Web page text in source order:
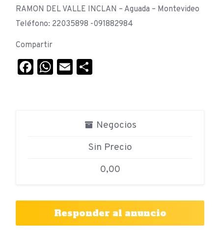
RAMON DEL VALLE INCLAN – Aguada – Montevideo
Teléfono: 22035898 -091882984
Compartir
Facebook
WhatsApp
Email
Negocios
Sin Precio
0,00
Responder al anuncio